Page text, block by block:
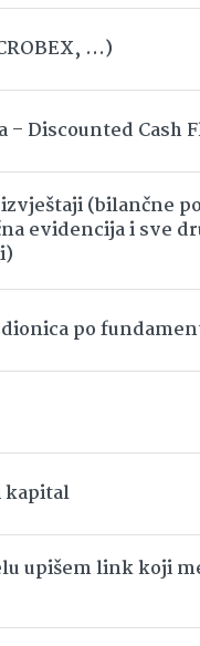
…)
– Discounted Cash
(bilančne
evidencija i sve
po
kapital
upišem link koji